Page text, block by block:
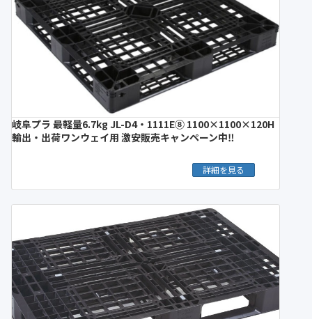
岐阜プラ 最軽量6.7kg JL-D4・1111E⑧ 1100×1100×120H
輸出・出荷ワンウェイ用 激安販売キャンペーン中‼︎
詳細を見る